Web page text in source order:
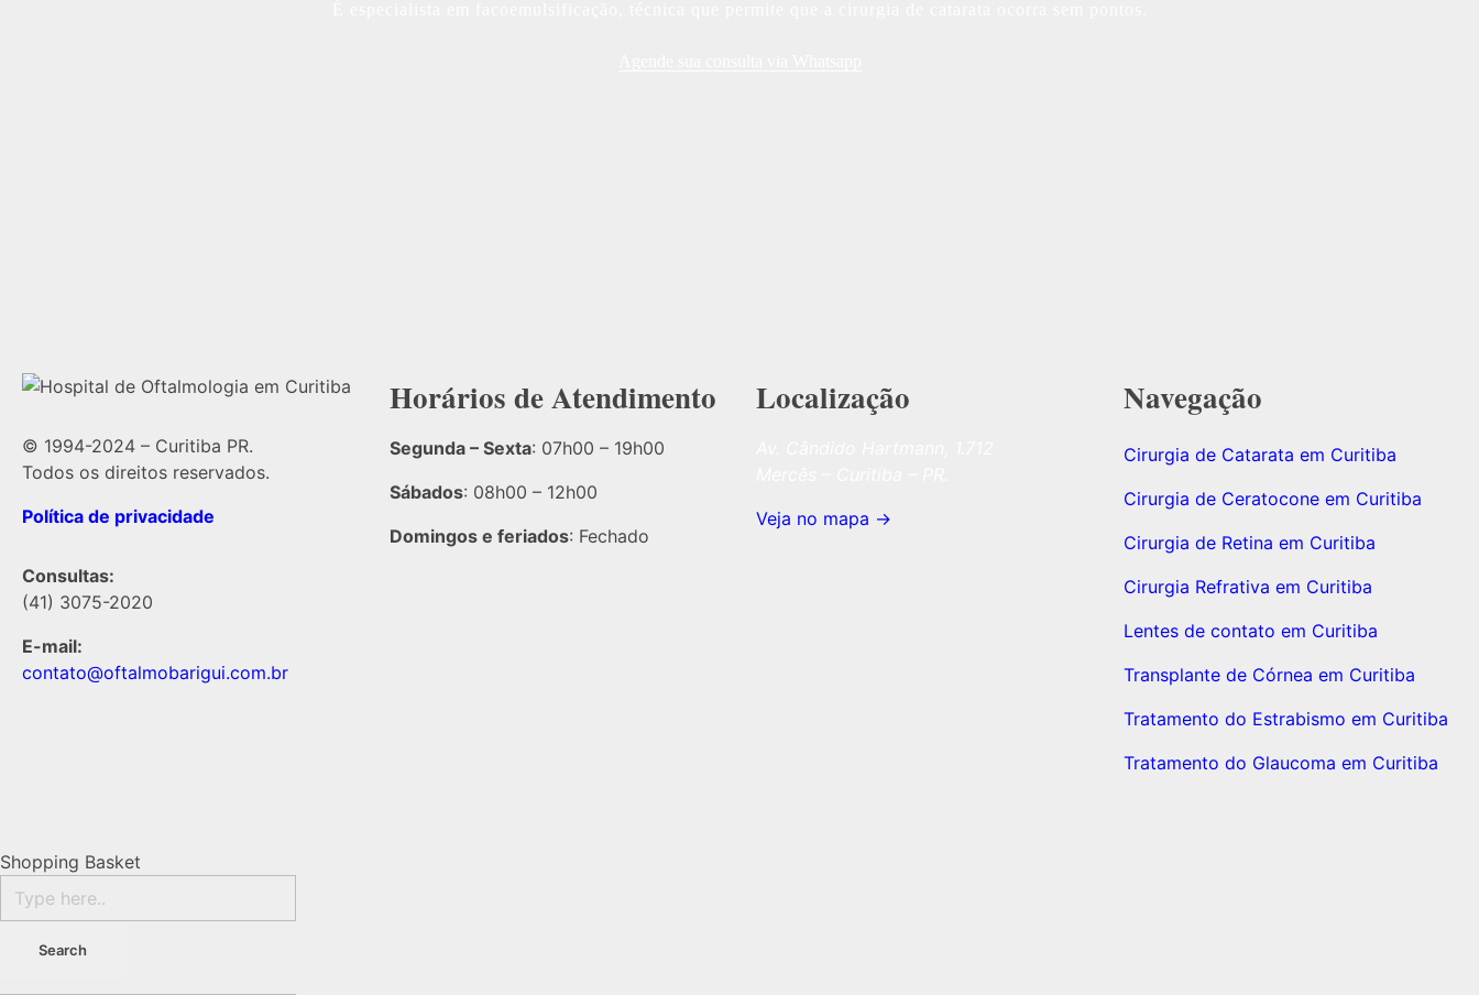
© 1994-2024 – Curitiba PR.
Todos os direitos reservados.
Política de privacidade
Consultas:
(41) 3075-2020
E-mail:
contato@oftalmobarigui.com.br
Horários de Atendimento
Segunda – Sexta: 07h00 – 19h00
Sábados: 08h00 – 12h00
Domingos e feriados: Fechado
Localização
Veja no mapa →
Navegação
Cirurgia de Catarata em Curitiba
Cirurgia de Ceratocone em Curitiba
Cirurgia de Retina em Curitiba
Cirurgia Refrativa em Curitiba
Lentes de contato em Curitiba
Transplante de Córnea em Curitiba
Tratamento do Estrabismo em Curitiba
Tratamento do Glaucoma em Curitiba
Shopping Basket